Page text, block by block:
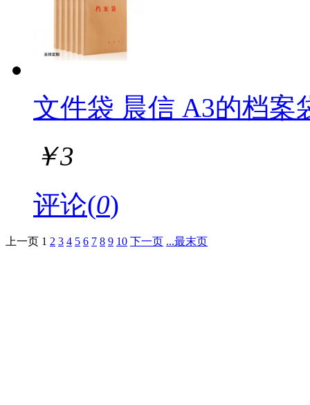
文件袋 晨信 A3的档案
￥3
评论(0)
上一页 1 2 3 4 5 6 7 8 9 10 下一页 ...最末页